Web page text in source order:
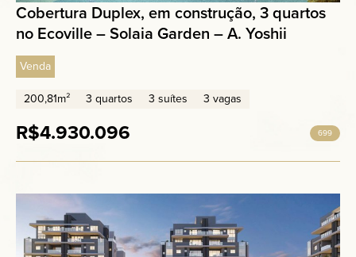
Cobertura Duplex, em construção, 3 quartos
no Ecoville – Solaia Garden – A. Yoshii
Venda
200,81m²
3 quartos 3 suítes 3 vagas
R$4.930.096 699